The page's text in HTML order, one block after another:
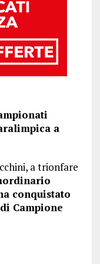
a
a trionfare
conquistato
Campione